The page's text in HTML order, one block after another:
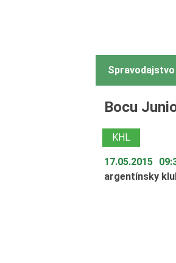
Spravodajstvo
Bocu
KHL
17.05.2015
argentínsky